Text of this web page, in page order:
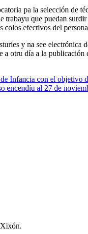
pa la selección de
trabayu que puedan
colos efectivos del
y na see
a otru día a la
Infancia con el objetivo
encendíu al 27 de